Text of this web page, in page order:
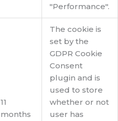
"Performance".
11
months
The cookie is
set by the
GDPR Cookie
Consent
plugin and is
used to store
whether or not
user has